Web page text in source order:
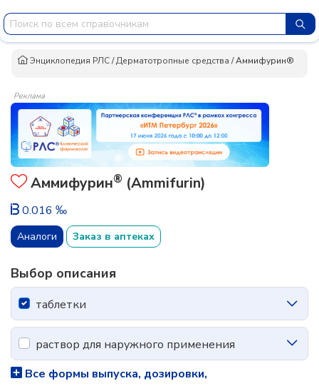
Энциклопедия РЛС/Дерматотропные средства /Аммифурин®
Реклама
Аммифурин® (Ammifurin)
0.016 ‰
Аналоги Заказ в аптеках
Выбор описания
таблетки
раствор для наружного применения
Все формы выпуска, дозировки,